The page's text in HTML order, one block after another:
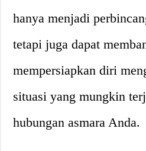
hanya menjadi
tetapi juga dapat
mempersiapkan diri
situasi yang mungkin
hubungan asmara Anda.